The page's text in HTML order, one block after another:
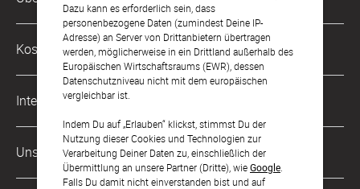
Dazu kann es erforderlich sein, dass
personenbezogene Daten (zumindest Deine IP-
Adresse) an Server von Drittanbietern übertragen
werden, möglicherweise in ein Drittland außerhalb des
Europäischen Wirtschaftsraums (EWR), dessen
Datenschutzniveau nicht mit dem europäischen
vergleichbar ist.
Indem Du auf „Erlauben“ klickst, stimmst Du der
Nutzung dieser Cookies und Technologien zur
Verarbeitung Deiner Daten zu, einschließlich der
Übermittlung an unsere Partner (Dritte), wieGoogle
Falls Du damit nicht einverstanden bist und auf
Mo. - Fr. von 9 bis 17 Uhr
kontakt@sendmoments.ch
Philosophie
Karriere
Impressum
AGB & Widerrufsrecht
Zahlung & Versand
Datenschutz
Kostenlose Services
Musterkarten
Digitale Fotoalben
Digitale Gästelisten
FAQ & Hilfe
International
Deutschland
Österreich
Unsere Zahlungsarten